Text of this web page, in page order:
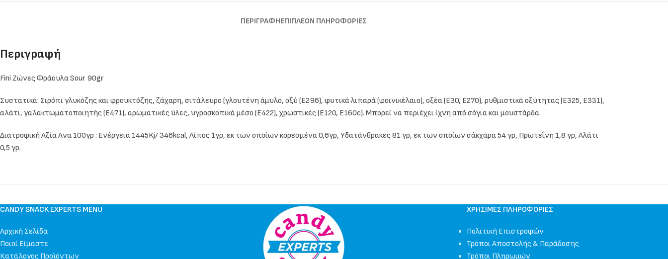
ΠΕΡΙΓΡΑΦΉΕΠΙΠΛΈΟΝ ΠΛΗΡΟΦΟΡΊΕΣ
Περιγραφή
Fini Ζώνες Φράουλα Sour 90gr
Συστατικά: Σιρόπι γλυκόζης και φρουκτόζης, ζάχαρη, σιτάλευρο (γλουτένη άμυλο, οξύ (Ε296), φυτικά λιπαρά (φοινικέλαιο), οξέα (Ε30, Ε270), ρυθμιστικά οξύτητας (Ε325, Ε331),
αλάτι, γαλακτωματοποιητής (Ε471), αρωματικές ύλες, υγροσκοπικά μέσο (Ε422), χρωστικές (E120, E160c). Μπορεί να περιέχει ίχνη από σόγια και μουστάρδα.
Διατροφική Αξία Ανα 100γρ : Ενέργεια 1445Kj/ 346kcal, Λίπος 1γρ, εκ των οποίων κορεσμένα 0,6γρ, Υδατάνθρακες 81 γρ, εκ των οποίων σάκχαρα 54 γρ, Πρωτεΐνη 1,8 γρ, Αλάτι
0,5 γρ.
CANDY SNACK EXPERTS MENU
Αρχική Σελίδα
Ποιοί Είμαστε
Κατάλογος Προϊόντων
ΧΡΉΣΙΜΕΣ ΠΛΗΡΟΦΟΡΊΕΣ
Πολιτική Επιστροφών
Τρόποι Αποστολής & Παράδοσης
Τρόποι Πληρωμών